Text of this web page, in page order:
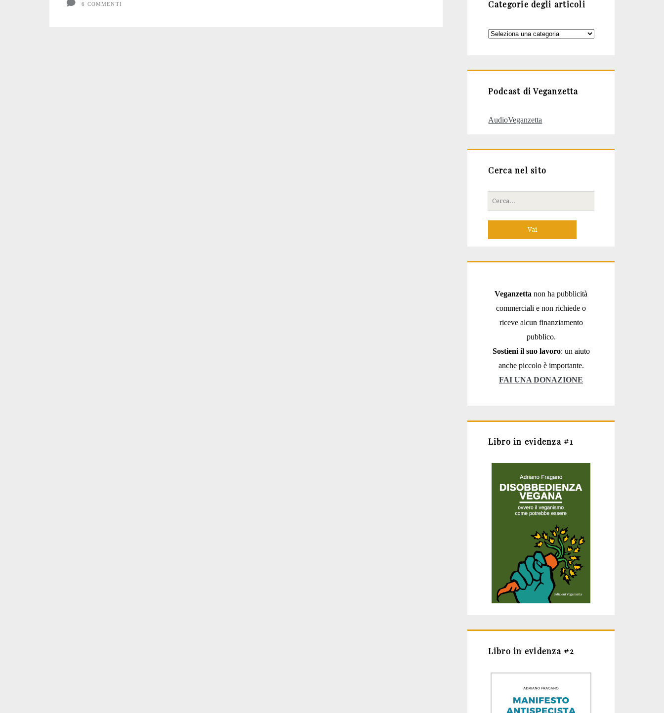
6 COMMENTI Categorie degli articoli
Categorie
Podcast di Veganzetta
AudioVeganzetta
Cerca nel sito
Cerca
per:
Veganzetta non ha pubblicità
commerciali e non richiede o
riceve alcun finanziamento
pubblico.
Sostieni il suo lavoro: un aiuto
anche piccolo è importante.
FAI UNA DONAZIONE
Libro in evidenza #1
Libro in evidenza #2